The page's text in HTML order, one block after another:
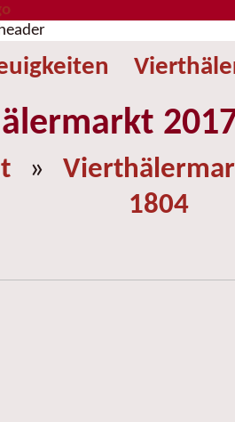
»
1804